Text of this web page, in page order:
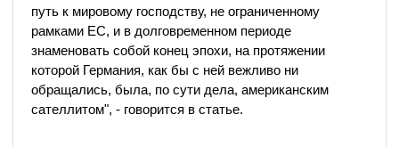
путь к мировому господству, не ограниченному
рамками ЕС, и в долговременном периоде
знаменовать собой конец эпохи, на протяжении
которой Германия, как бы с ней вежливо ни
обращались, была, по сути дела, американским
сателлитом", - говорится в статье.